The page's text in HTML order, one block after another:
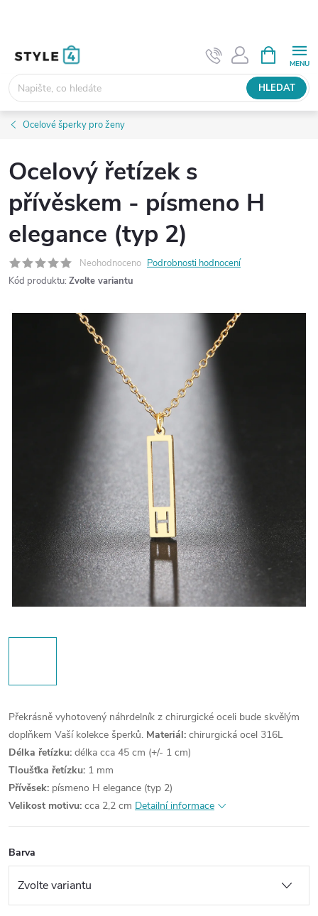
HLEDAT
NÁKUPNÍ
KOŠÍK
Ocelové šperky pro ženy
Ocelový řetízek s
přívěskem - písmeno H
elegance (typ 2)
Neohodnoceno Podrobnosti hodnocení
Kód produktu: Zvolte variantu
Překrásně vyhotovený náhrdelník z chirurgické oceli bude skvělým
doplňkem Vaší kolekce šperků. Materiál: chirurgická ocel 316L
Délka řetízku: délka cca 45 cm (+/- 1 cm)
Tloušťka řetízku: 1 mm
Přívěsek: písmeno H elegance (typ 2)
Velikost motivu: cca 2,2 cm Detailní informace
Barva